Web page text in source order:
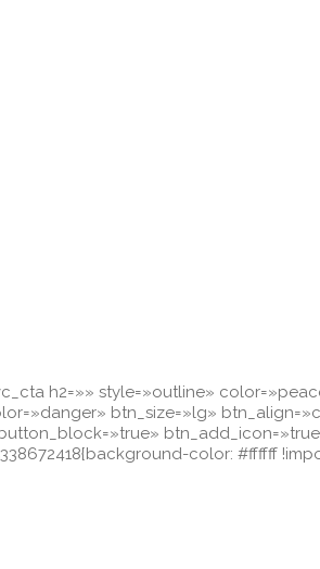
h2=»» style=»outline»
btn_size=»lg»
color: #ffffff